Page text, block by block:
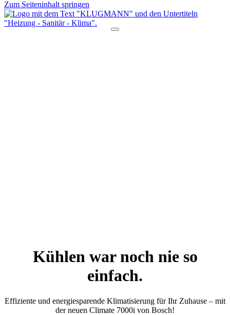
Zum Seiteninhalt springen
Kühlen war noch nie so
einfach.
Effiziente und energiesparende Klimatisierung für Ihr Zuhause – mit
der neuen Climate 7000i von Bosch!